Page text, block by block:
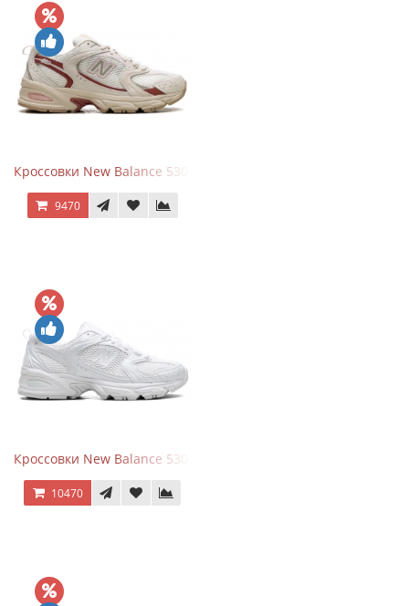
Кроссовки New Balance 530 Festival Pack Clay
9470
Кроссовки New Balance 530 Total White Silver
10470